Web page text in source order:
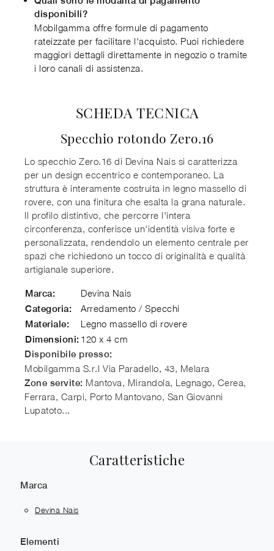
disponibili?
Mobilgamma offre formule di pagamento
rateizzate per facilitare l'acquisto. Puoi richiedere
maggiori dettagli direttamente in negozio o tramite
i loro canali di assistenza.
SCHEDA TECNICA
Specchio rotondo Zero.16
Lo specchio Zero.16 di Devina Nais si caratterizza
per un design eccentrico e contemporaneo. La
struttura è interamente costruita in legno massello di
rovere, con una finitura che esalta la grana naturale.
Il profilo distintivo, che percorre l'intera
circonferenza, conferisce un'identità visiva forte e
personalizzata, rendendolo un elemento centrale per
spazi che richiedono un tocco di originalità e qualità
artigianale superiore.
Marca: Devina Nais
Categoria: Arredamento / Specchi
Materiale: Legno massello di rovere
Dimensioni: 120 x 4 cm
Disponibile presso:
Mobilgamma S.r.l Via Paradello, 43, Melara
Zone servite: Mantova, Mirandola, Legnago, Cerea,
Ferrara, Carpi, Porto Mantovano, San Giovanni
Lupatoto...
Caratteristiche
Marca
Devina Nais
Elementi